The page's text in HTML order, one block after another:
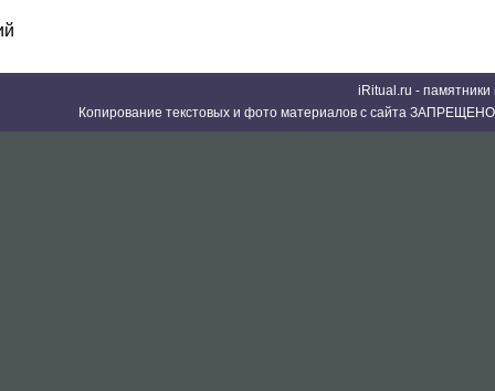
iRitual.ru -
Копирование текстовых и фото материалов с сайта